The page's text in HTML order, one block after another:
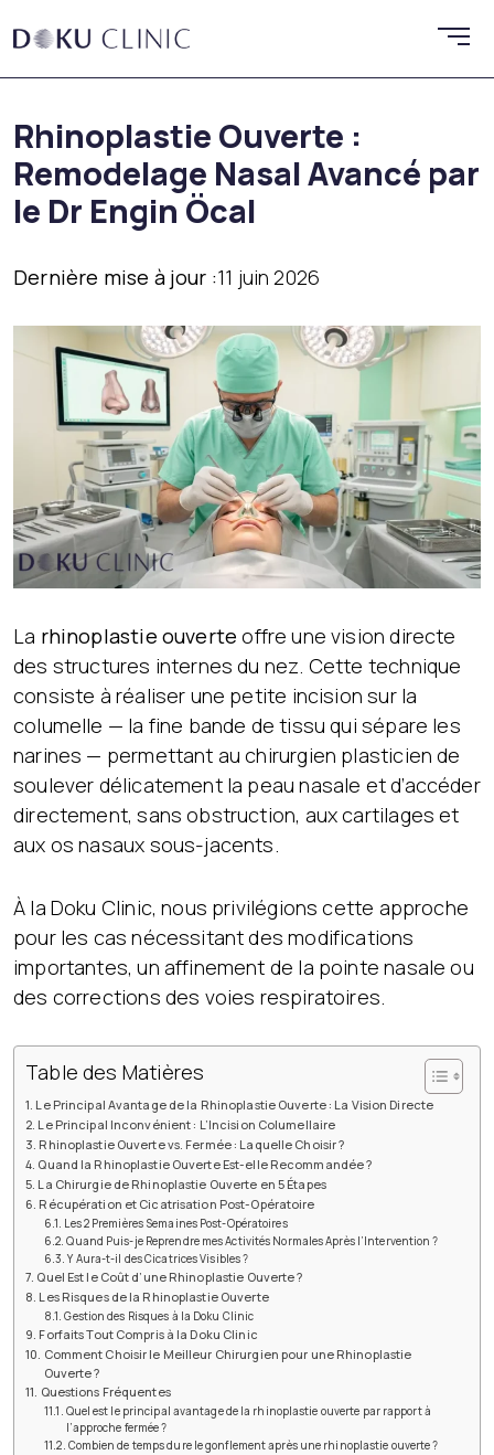
Rhinoplastie Ouverte :
Remodelage Nasal Avancé par
le Dr Engin Öcal
Dernière mise à jour :11 juin 2026
La rhinoplastie ouverte offre une vision directe
des structures internes du nez. Cette technique
consiste à réaliser une petite incision sur la
columelle — la fine bande de tissu qui sépare les
narines — permettant au chirurgien plasticien de
soulever délicatement la peau nasale et d’accéder
directement, sans obstruction, aux cartilages et
aux os nasaux sous-jacents.
À la Doku Clinic, nous privilégions cette approche
pour les cas nécessitant des modifications
importantes, un affinement de la pointe nasale ou
des corrections des voies respiratoires.
Table des Matières
Le Principal Avantage de la Rhinoplastie Ouverte : La Vision Directe
Le Principal Inconvénient : L’Incision Columellaire
Rhinoplastie Ouverte vs. Fermée : Laquelle Choisir ?
Quand la Rhinoplastie Ouverte Est-elle Recommandée ?
La Chirurgie de Rhinoplastie Ouverte en 5 Étapes
Récupération et Cicatrisation Post-Opératoire
Les 2 Premières Semaines Post-Opératoires
Quand Puis-je Reprendre mes Activités Normales Après l’Intervention ?
Y Aura-t-il des Cicatrices Visibles ?
Quel Est le Coût d’une Rhinoplastie Ouverte ?
Les Risques de la Rhinoplastie Ouverte
Gestion des Risques à la Doku Clinic
Forfaits Tout Compris à la Doku Clinic
Comment Choisir le Meilleur Chirurgien pour une Rhinoplastie
Ouverte ?
Questions Fréquentes
Quel est le principal avantage de la rhinoplastie ouverte par rapport à
l’approche fermée ?
Combien de temps dure le gonflement après une rhinoplastie ouverte ?